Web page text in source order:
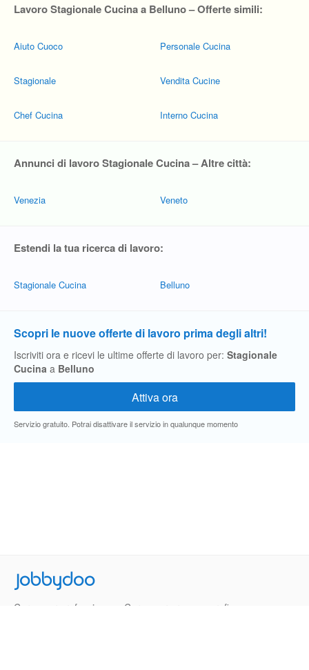
Lavoro Stagionale Cucina a Belluno – Offerte simili:
Aiuto Cuoco
Stagionale
Chef Cucina
Personale Cucina
Vendita Cucine
Interno Cucina
Annunci di lavoro Stagionale Cucina – Altre città:
Venezia Veneto
Estendi la tua ricerca di lavoro:
Stagionale Cucina Belluno
Scopri le nuove offerte di lavoro prima degli altri!
Iscriviti ora e ricevi le ultime offerte di lavoro per: Stagionale
Cucina a Belluno
Servizio gratuito. Potrai disattivare il servizio in qualunque momento
Jobbydoo
Cerca per professione
Cerca per area geografica